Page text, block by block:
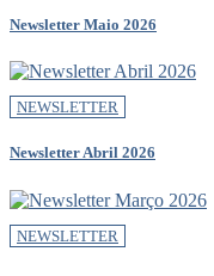
Newsletter Maio 2026
NEWSLETTER
Newsletter Abril 2026
NEWSLETTER